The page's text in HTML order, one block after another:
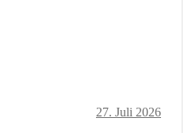
27. Juli 2026